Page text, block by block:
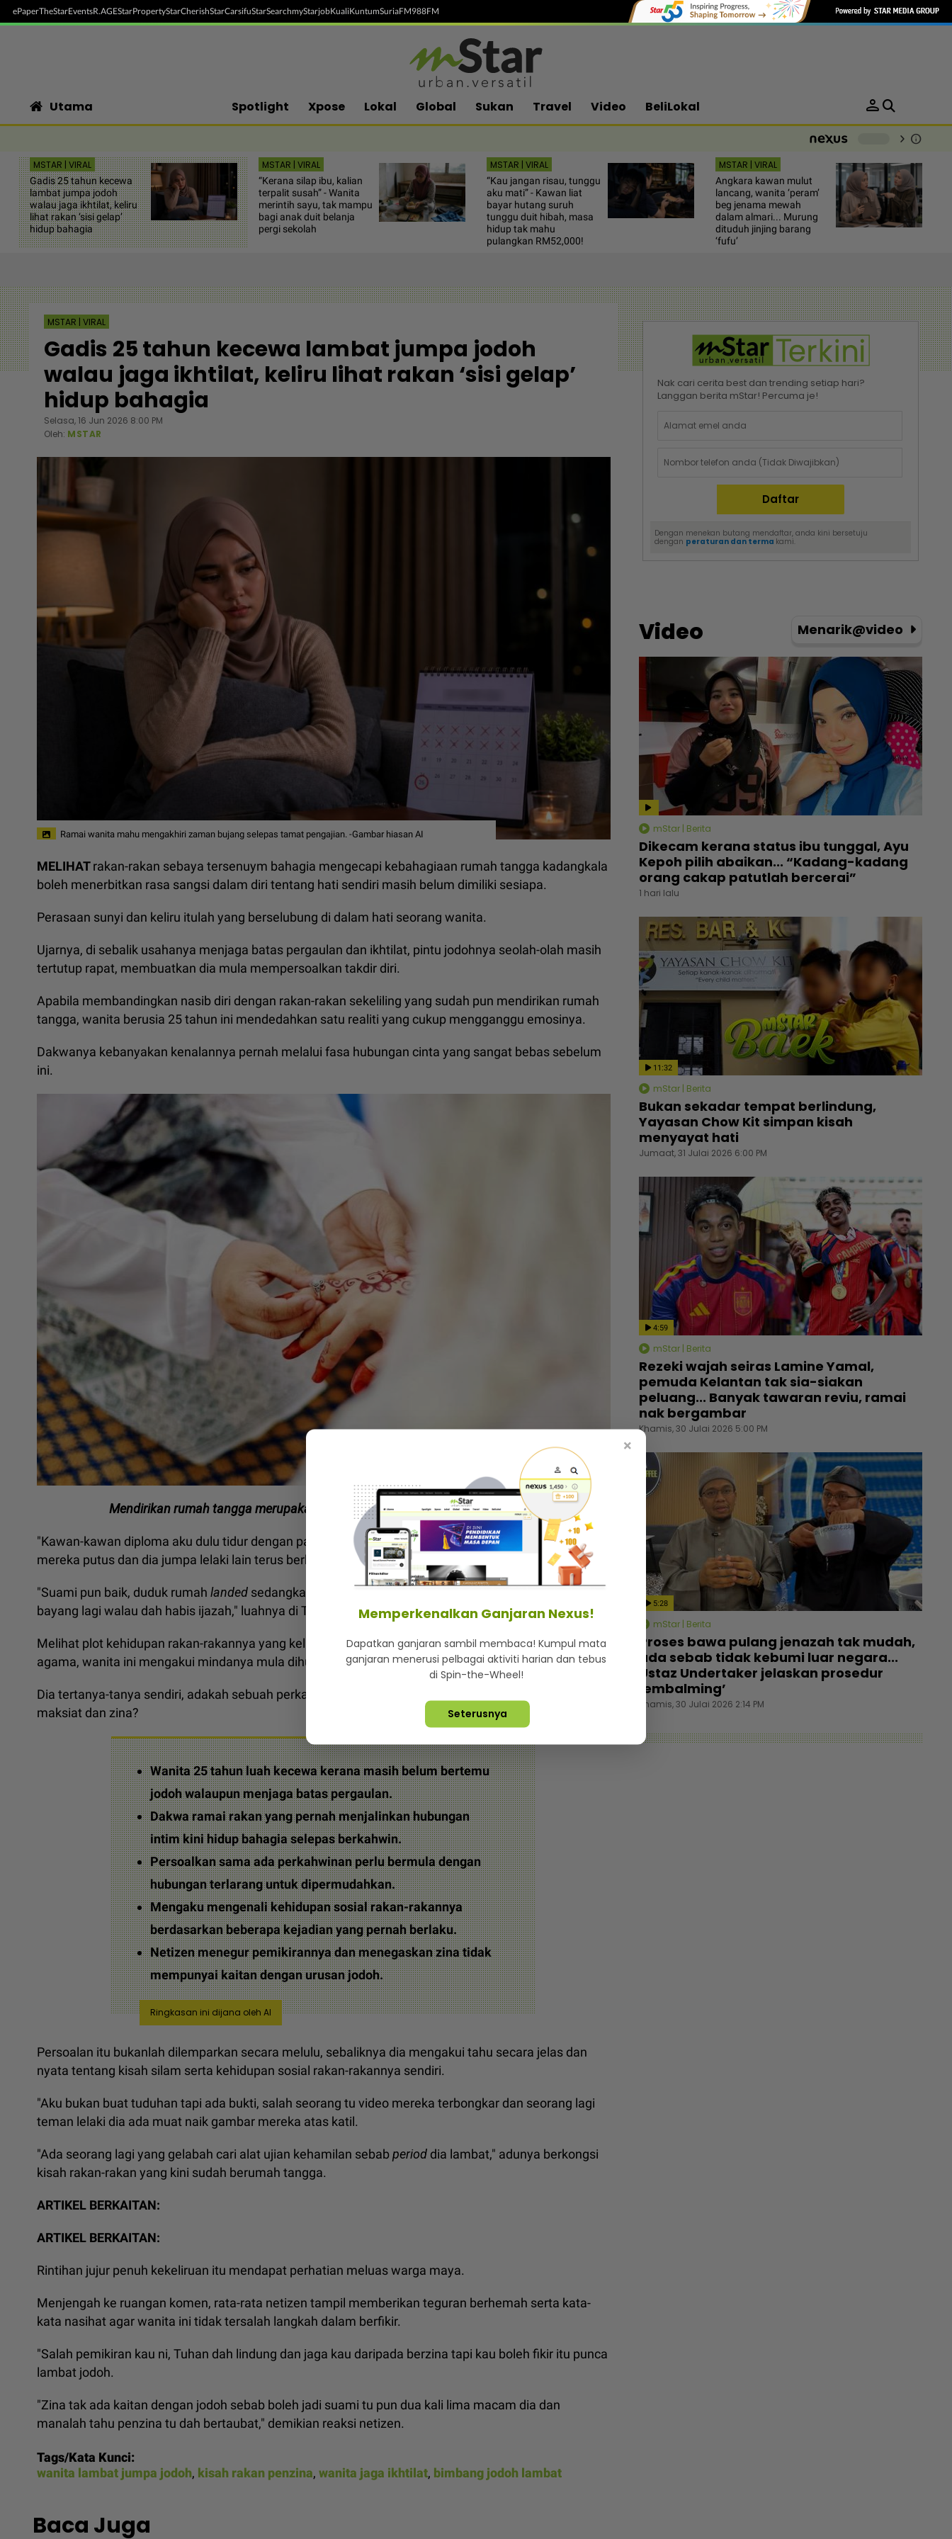
ePaperTheStarEventsR.AGEStarPropertyStarCherishStarCarsifuStarSearchmyStarjobKualiKuntumSuriaFM988FM
Utama Spotlight Xpose Lokal Global Sukan Travel Video BeliLokal person
chevron_right info
MSTAR | VIRAL
Gadis 25 tahun kecewa
lambat jumpa jodoh
walau jaga ikhtilat, keliru
lihat rakan ‘sisi gelap’
hidup bahagia
MSTAR | VIRAL
“Kerana silap ibu, kalian
terpalit susah” - Wanita
merintih sayu, tak mampu
bagi anak duit belanja
pergi sekolah
MSTAR | VIRAL
“Kau jangan risau, tunggu
aku mati” - Kawan liat
bayar hutang suruh
tunggu duit hibah, masa
hidup tak mahu
pulangkan RM52,000!
MSTAR | VIRAL
Angkara kawan mulut
lancang, wanita ‘peram’
beg jenama mewah
dalam almari... Murung
dituduh jinjing barang
‘fufu’
MSTAR | VIRAL
Gadis 25 tahun kecewa lambat jumpa jodoh
walau jaga ikhtilat, keliru lihat rakan ‘sisi gelap’
hidup bahagia
Selasa, 16 Jun 2026 8:00 PM
Oleh: MSTAR
Ramai wanita mahu mengakhiri zaman bujang selepas tamat pengajian. -Gambar hiasan AI
MELIHATrakan-rakan sebaya tersenuym bahagia mengecapi kebahagiaan rumah tangga kadangkala
boleh menerbitkan rasa sangsi dalam diri tentang hati sendiri masih belum dimiliki sesiapa.
Perasaan sunyi dan keliru itulah yang berselubung di dalam hati seorang wanita.
Ujarnya, di sebalik usahanya menjaga batas pergaulan dan ikhtilat, pintu jodohnya seolah-olah masih
tertutup rapat, membuatkan dia mula mempersoalkan takdir diri.
Apabila membandingkan nasib diri dengan rakan-rakan sekeliling yang sudah pun mendirikan rumah
tangga, wanita berusia 25 tahun ini mendedahkan satu realiti yang cukup mengganggu emosinya.
Dakwanya kebanyakan kenalannya pernah melalui fasa hubungan cinta yang sangat bebas sebelum
ini.
Mendirikan rumah tangga merupakan impian semua individu. -Gambar hiasan
"Kawan-kawan diploma aku dulu tidur dengan pasangan mereka. Kemudian lepas habis diploma
mereka putus dan dia jumpa lelaki lain terus berkahwin, elok je ada anak.
"Suami pun baik, duduk rumah landed sedangkan aku tak pernah ada lelaki yang minat, tiada bayang-
bayang lagi walau dah habis ijazah," luahnya di Thread.
Melihat plot kehidupan rakan-rakannya yang kelihatan 'berjalan lancar' selepas melanggar batas
agama, wanita ini mengakui mindanya mula dihujani persoalan pelik.
Dia tertanya-tanya sendiri, adakah sebuah perkahwinan yang bahagia itu perlu bermula dengan jalan
maksiat dan zina?
Wanita 25 tahun luah kecewa kerana masih belum bertemu
jodoh walaupun menjaga batas pergaulan.
Dakwa ramai rakan yang pernah menjalinkan hubungan
intim kini hidup bahagia selepas berkahwin.
Persoalkan sama ada perkahwinan perlu bermula dengan
hubungan terlarang untuk dipermudahkan.
Mengaku mengenali kehidupan sosial rakan-rakannya
berdasarkan beberapa kejadian yang pernah berlaku.
Netizen menegur pemikirannya dan menegaskan zina tidak
mempunyai kaitan dengan urusan jodoh.
Ringkasan ini dijana oleh AI
Persoalan itu bukanlah dilemparkan secara melulu, sebaliknya dia mengakui tahu secara jelas dan
nyata tentang kisah silam serta kehidupan sosial rakan-rakannya sendiri.
"Aku bukan buat tuduhan tapi ada bukti, salah seorang tu video mereka terbongkar dan seorang lagi
teman lelaki dia ada muat naik gambar mereka atas katil.
"Ada seorang lagi yang gelabah cari alat ujian kehamilan sebabperiod dia lambat," adunya berkongsi
kisah rakan-rakan yang kini sudah berumah tangga.
ARTIKEL BERKAITAN:
ARTIKEL BERKAITAN:
Rintihan jujur penuh kekeliruan itu mendapat perhatian meluas warga maya.
Menjengah ke ruangan komen, rata-rata netizen tampil memberikan teguran berhemah serta kata-
kata nasihat agar wanita ini tidak tersalah langkah dalam berfikir.
"Salah pemikiran kau ni, Tuhan dah lindung dan jaga kau daripada berzina tapi kau boleh fikir itu punca
lambat jodoh.
"Zina tak ada kaitan dengan jodoh sebab boleh jadi suami tu pun dua kali lima macam dia dan
manalah tahu penzina tu dah bertaubat," demikian reaksi netizen.
Tags/Kata Kunci:
wanita lambat jumpa jodoh, kisah rakan penzina, wanita jaga ikhtilat, bimbang jodoh lambat
Baca Juga
Nak cari cerita best dan trending setiap hari?
Langgan berita mStar! Percuma je!
Dengan menekan butang mendaftar, anda kini bersetuju
dengan peraturan dan terma kami.
Video Menarik@video
mStar | Berita
Dikecam kerana status ibu tunggal, Ayu
Kepoh pilih abaikan... “Kadang-kadang
orang cakap patutlah bercerai”
1 hari lalu
11:32
mStar | Berita
Bukan sekadar tempat berlindung,
Yayasan Chow Kit simpan kisah
menyayat hati
Jumaat, 31 Julai 2026 6:00 PM
4:59
mStar | Berita
Rezeki wajah seiras Lamine Yamal,
pemuda Kelantan tak sia-siakan
peluang... Banyak tawaran reviu, ramai
nak bergambar
Khamis, 30 Julai 2026 5:00 PM
5:28
mStar | Berita
Proses bawa pulang jenazah tak mudah,
ada sebab tidak kebumi luar negara...
Ustaz Undertaker jelaskan prosedur
‘embalming’
Khamis, 30 Julai 2026 2:14 PM
×
Memperkenalkan Ganjaran Nexus!
Dapatkan ganjaran sambil membaca! Kumpul mata
ganjaran menerusi pelbagai aktiviti harian dan tebus
di Spin-the-Wheel!
Seterusnya